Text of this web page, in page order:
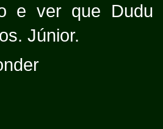
e ver que Dudu
Júnior.